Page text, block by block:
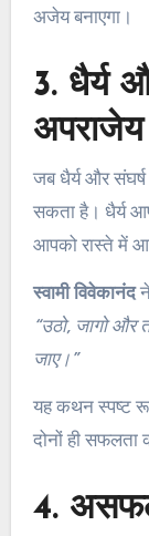
अजेय बनाएगा।
3. धैर्य
जब धैर्य और
सकता है। धैर्य
आपको रास्ते में
स्वामी विवेकानंदने
“उठो, जागो और
जाए।”
यह कथन स्पष्ट
दोनों ही
4.